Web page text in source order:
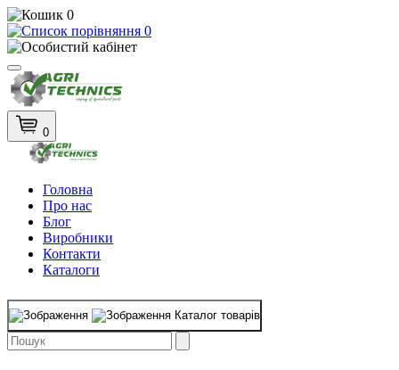
0
0
0
Головна
Про нас
Блог
Виробники
Контакти
Каталоги
Каталог товарів